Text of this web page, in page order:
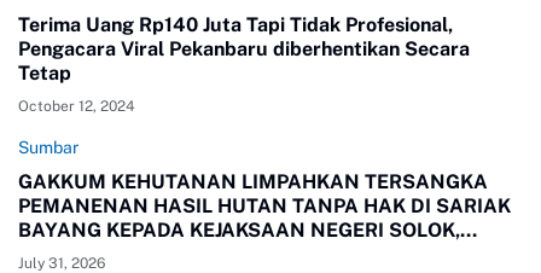
Terima Uang Rp140 Juta Tapi Tidak Profesional,
Pengacara Viral Pekanbaru diberhentikan Secara
Tetap
October 12, 2024
Sumbar
GAKKUM KEHUTANAN LIMPAHKAN TERSANGKA
PEMANENAN HASIL HUTAN TANPA HAK DI SARIAK
BAYANG KEPADA KEJAKSAAN NEGERI SOLOK,
SUMBAR
July 31, 2026